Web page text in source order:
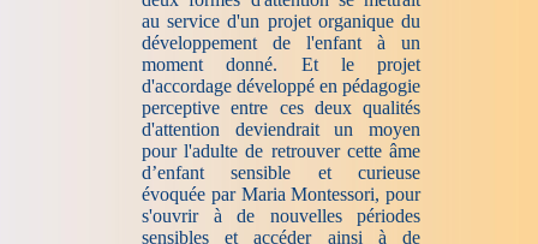
au service d'un projet organique du
développement de l'enfant à un
moment donné. Et le projet
d'accordage développé en pédagogie
perceptive entre ces deux qualités
d'attention deviendrait un moyen
pour l'adulte de retrouver cette âme
d’enfant sensible et curieuse
évoquée par Maria Montessori, pour
s'ouvrir à de nouvelles périodes
sensibles et accéder ainsi à de